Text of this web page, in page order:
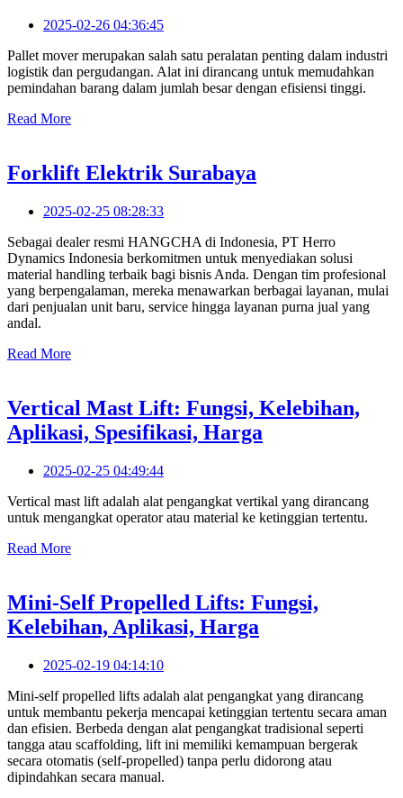
2025-02-26 04:36:45
Pallet mover merupakan salah satu peralatan penting dalam industri
logistik dan pergudangan. Alat ini dirancang untuk memudahkan
pemindahan barang dalam jumlah besar dengan efisiensi tinggi.
Read More
Forklift Elektrik Surabaya
2025-02-25 08:28:33
Sebagai dealer resmi HANGCHA di Indonesia, PT Herro
Dynamics Indonesia berkomitmen untuk menyediakan solusi
material handling terbaik bagi bisnis Anda. Dengan tim profesional
yang berpengalaman, mereka menawarkan berbagai layanan, mulai
dari penjualan unit baru, service hingga layanan purna jual yang
andal.
Read More
Vertical Mast Lift: Fungsi, Kelebihan,
Aplikasi, Spesifikasi, Harga
2025-02-25 04:49:44
Vertical mast lift adalah alat pengangkat vertikal yang dirancang
untuk mengangkat operator atau material ke ketinggian tertentu.
Read More
Mini-Self Propelled Lifts: Fungsi,
Kelebihan, Aplikasi, Harga
2025-02-19 04:14:10
Mini-self propelled lifts adalah alat pengangkat yang dirancang
untuk membantu pekerja mencapai ketinggian tertentu secara aman
dan efisien. Berbeda dengan alat pengangkat tradisional seperti
tangga atau scaffolding, lift ini memiliki kemampuan bergerak
secara otomatis (self-propelled) tanpa perlu didorong atau
dipindahkan secara manual.